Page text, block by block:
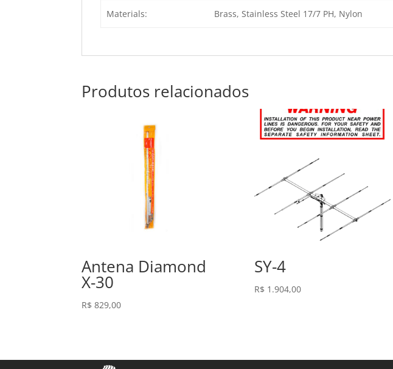
Materials:
Brass, Stainless Steel 17/7 PH, Nylon
Produtos relacionados
Antena Diamond
X-30
R$ 829,00
SY-4
R$ 1.904,00